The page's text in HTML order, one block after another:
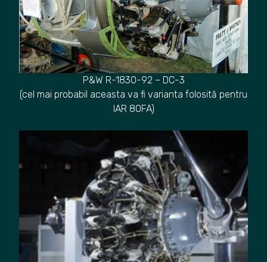
P&W R-1830-92 – DC-3
(cel mai probabil aceasta va fi varianta folosită pentru
IAR 80FA)